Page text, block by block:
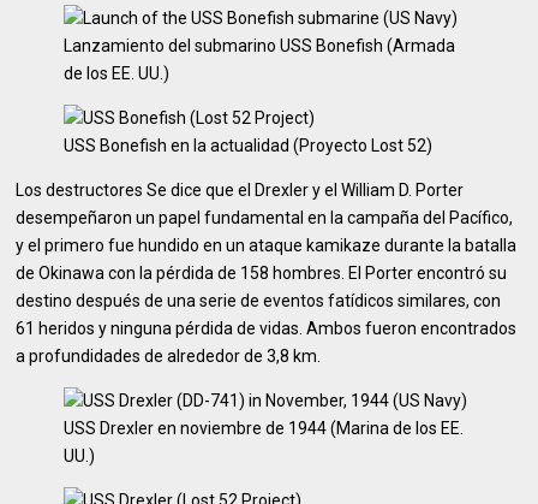
Lanzamiento del submarino USS Bonefish (Armada
de los EE. UU.)
USS Bonefish en la actualidad (Proyecto Lost 52)
Los destructores Se dice que el Drexler y el William D. Porter
desempeñaron un papel fundamental en la campaña del Pacífico,
y el primero fue hundido en un ataque kamikaze durante la batalla
de Okinawa con la pérdida de 158 hombres. El Porter encontró su
destino después de una serie de eventos fatídicos similares, con
61 heridos y ninguna pérdida de vidas. Ambos fueron encontrados
a profundidades de alrededor de 3,8 km.
USS Drexler en noviembre de 1944 (Marina de los EE.
UU.)